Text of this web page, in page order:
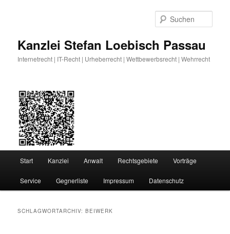
Kanzlei Stefan Loebisch Passau
Internetrecht | IT-Recht | Urheberrecht | Wettbewerbsrecht | Wehrrecht
Start Kanzlei Anwalt Rechtsgebiete Vorträge
Service Gegnerliste Impressum Datenschutz
SCHLAGWORTARCHIV:BEIWERK